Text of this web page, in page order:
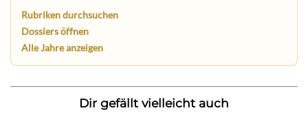
Rubriken durchsuchen
Dossiers öffnen
Alle Jahre anzeigen
Dir gefällt vielleicht auch